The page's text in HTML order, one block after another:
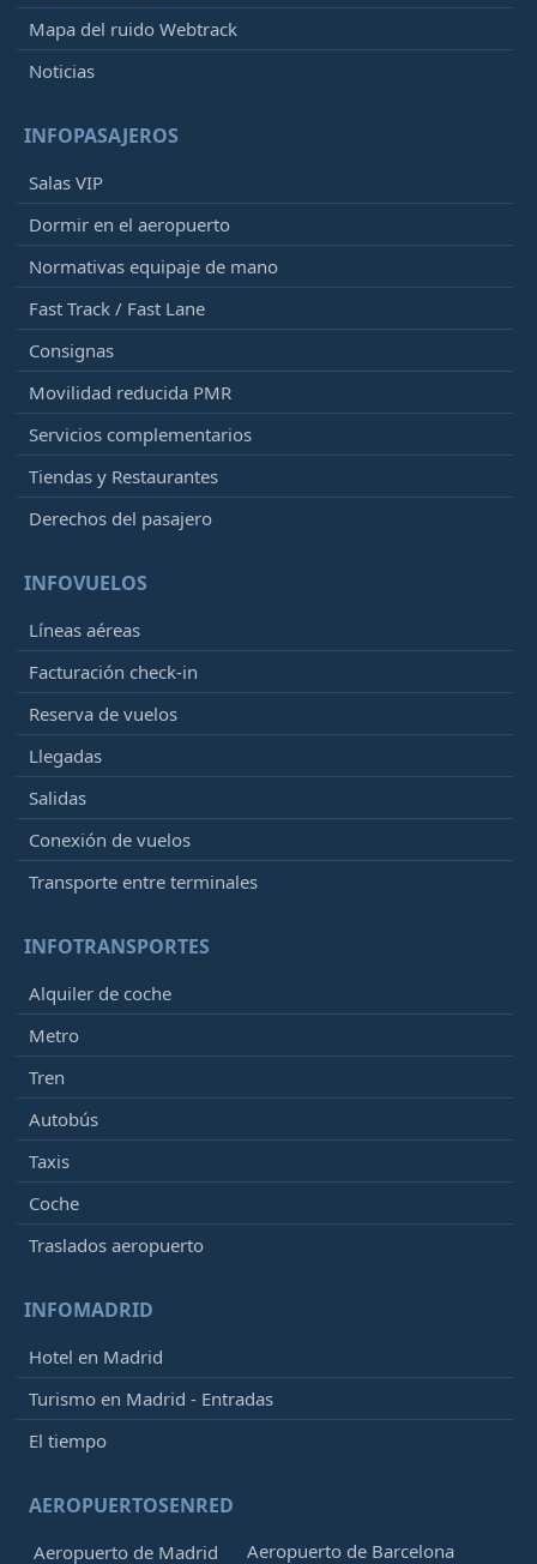
Mapa del ruido Webtrack
Noticias
INFOPASAJEROS
Salas VIP
Dormir en el aeropuerto
Normativas equipaje de mano
Fast Track / Fast Lane
Consignas
Movilidad reducida PMR
Servicios complementarios
Tiendas y Restaurantes
Derechos del pasajero
INFOVUELOS
Líneas aéreas
Facturación check-in
Reserva de vuelos
Llegadas
Salidas
Conexión de vuelos
Transporte entre terminales
INFOTRANSPORTES
Alquiler de coche
Metro
Tren
Autobús
Taxis
Coche
Traslados aeropuerto
INFOMADRID
Hotel en Madrid
Turismo en Madrid - Entradas
El tiempo
AEROPUERTOSENRED
Aeropuerto de Madrid Aeropuerto de Barcelona